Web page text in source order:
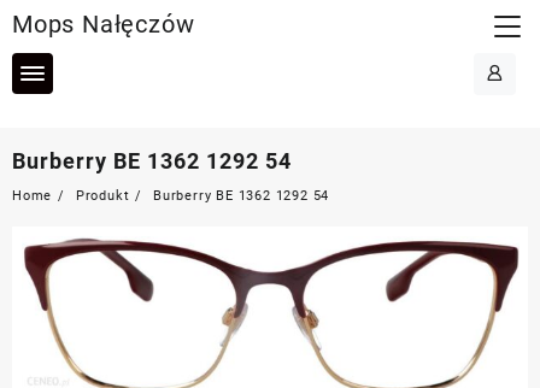
to
content
Mops Nałęczów
Burberry BE 1362 1292 54
Home Produkt Burberry BE 1362 1292 54